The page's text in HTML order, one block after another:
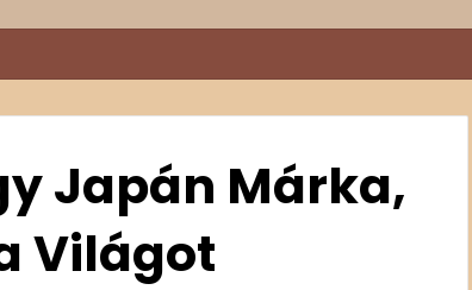
fivérek
Japán Márka,
Világot